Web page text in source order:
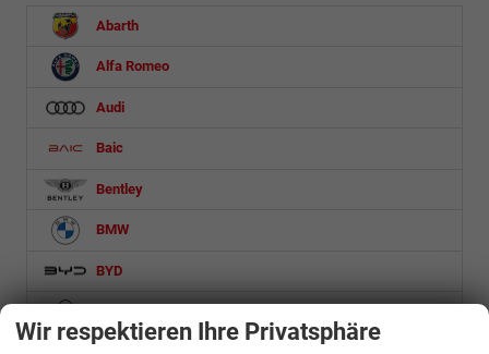
Abarth
Alfa Romeo
Audi
Baic
Bentley
BMW
BYD
Wir respektieren Ihre Privatsphäre